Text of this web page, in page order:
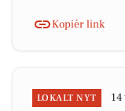
Kopiér link
LOKALT NYT